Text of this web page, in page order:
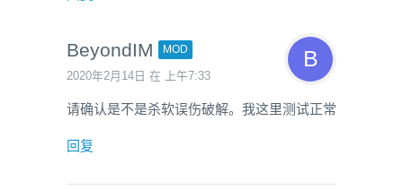
BeyondIM MOD
2020年2月14日 在 上午7:33
请确认是不是杀软误伤破解。我这里测试正常
回复